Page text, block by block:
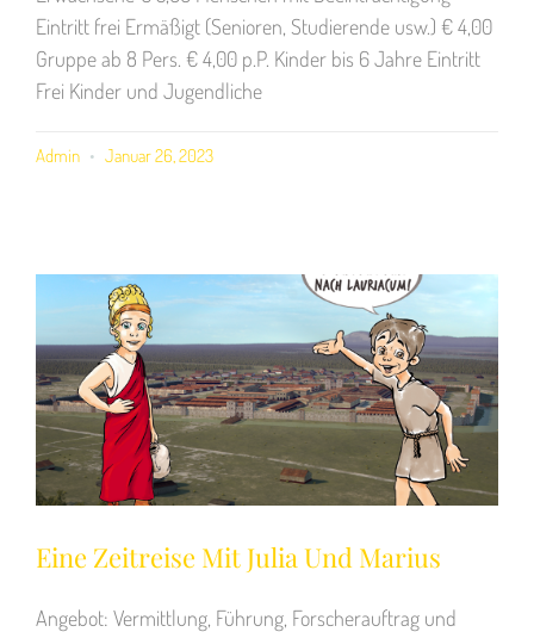
Eintritt frei Ermäßigt (Senioren, Studierende usw.) € 4,00
Gruppe ab 8 Pers. € 4,00 p.P. Kinder bis 6 Jahre Eintritt
Frei Kinder und Jugendliche
Admin Januar 26, 2023
Eine Zeitreise Mit Julia Und Marius
Angebot: Vermittlung, Führung, Forscherauftrag und